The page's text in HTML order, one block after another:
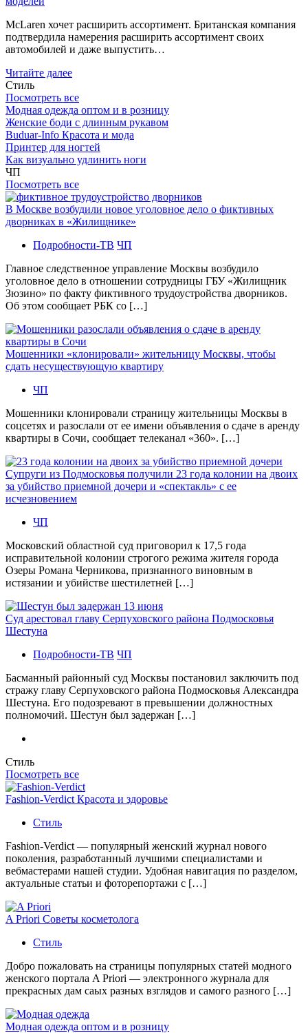
McLaren хочет расширить ассортимент. Британская компания
подтвердила намерения расширить ассортимент своих
автомобилей и даже выпустить…
Читайте далее
Стиль
Посмотреть все
Модная одежда оптом и в розницу
Женские боди с длинным рукавом
Buduar-Info Красота и мода
Принтер для ногтей
Как визуально удлинить ноги
ЧП
Посмотреть все
В Москве возбудили новое уголовное дело о фиктивных
дворниках в «Жилищнике»
Подробности-ТВ ЧП
Главное следственное управление Москвы возбудило
уголовное дело в отношении сотрудницы ГБУ «Жилищник
Зюзино» по факту фиктивного трудоустройства дворников.
Об этом сообщает РБК со […]
Мошенники «клонировали» жительницу Москвы, чтобы
сдать несуществующую квартиру
ЧП
Мошенники клонировали страницу жительницы Москвы в
соцсетях и разослали от ее имени объявления о сдаче в аренду
квартиры в Сочи, сообщает телеканал «360». […]
Супруги из Подмосковья получили 23 года колонии на двоих
за убийство приемной дочери и «спектакль» с ее
исчезновением
ЧП
Московский областной суд приговорил к 17,5 года
исправительной колонии строгого режима жителя города
Озеры Романа Черникова, признанного виновным в
истязании и убийстве шестилетней […]
Суд арестовал главу Серпуховского района Подмосковья
Шестуна
Подробности-ТВ ЧП
Басманный районный суд Москвы постановил заключить под
стражу главу Серпуховского района Подмосковья Александра
Шестуна. Его подозревают в превышении должностных
полномочий. Шестун был задержан […]
Стиль
Посмотреть все
Fashion-Verdict Красота и здоровье
Стиль
Fashion-Verdict — популярный женский журнал нового
поколения, разработанный лучшими специалистами и
вебмастерами нашей студии. Удобная навигация по разделом,
актуальные статьи и фоторепортажи с […]
A Priori Советы косметолога
Стиль
Добро пожаловать на страницы популярных статей модного
женского портала A Priori — электронного журнала для
прекрасных дам саых разных взглядов и самого разного […]
Модная одежда оптом и в розницу